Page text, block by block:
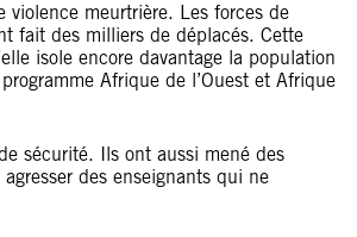
violence meurtrière. Les forces de
fait des milliers de déplacés. Cette
isole encore davantage la population
Afrique de l’Ouest et Afrique
sécurité. Ils ont aussi mené des
des enseignants qui ne